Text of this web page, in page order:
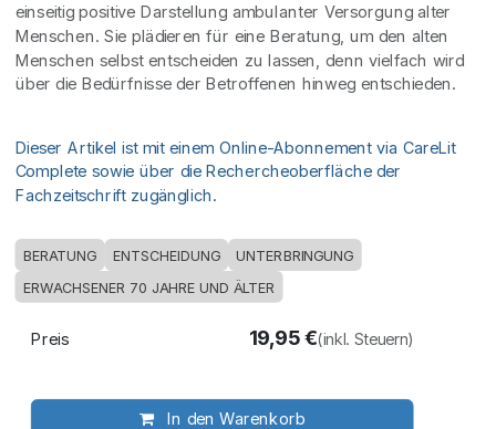
einseitig positive Darstellung ambulanter Versorgung alter
Menschen. Sie plädieren für eine Beratung, um den alten
Menschen selbst entscheiden zu lassen, denn vielfach wird
über die Bedürfnisse der Betroffenen hinweg entschieden.
Dieser Artikel ist mit einem Online-Abonnement via CareLit
Complete sowie über die Rechercheoberfläche der
Fachzeitschrift zugänglich.
BERATUNG ENTSCHEIDUNG UNTERBRINGUNG
ERWACHSENER 70 JAHRE UND ÄLTER
In den Warenkorb
Preis 19,95€(inkl. Steuern)